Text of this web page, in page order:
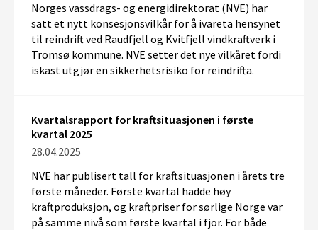
Norges vassdrags- og energidirektorat (NVE) har
satt et nytt konsesjonsvilkår for å ivareta hensynet
til reindrift ved Raudfjell og Kvitfjell vindkraftverk i
Tromsø kommune. NVE setter det nye vilkåret fordi
iskast utgjør en sikkerhetsrisiko for reindrifta.
Kvartalsrapport for kraftsituasjonen i første
kvartal 2025
28.04.2025
NVE har publisert tall for kraftsituasjonen i årets tre
første måneder. Første kvartal hadde høy
kraftproduksjon, og kraftpriser for sørlige Norge var
på samme nivå som første kvartal i fjor. For både